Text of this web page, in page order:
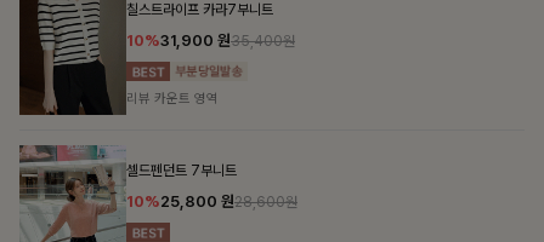
칠스트라이프 카라7부니트
10%31,900 원35,400원
리뷰 카운트 영역
셀드펜던트 7부니트
10%25,800 원28,600원